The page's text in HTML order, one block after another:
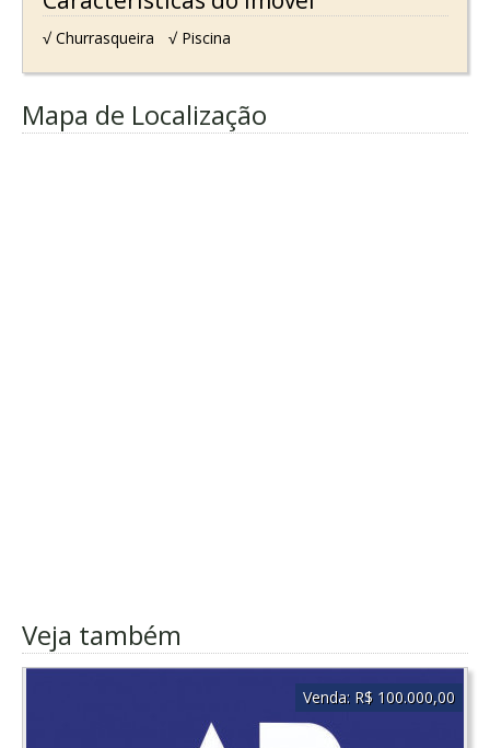
√ Churrasqueira √ Piscina
Mapa de Localização
Veja também
Venda: R$ 100.000,00